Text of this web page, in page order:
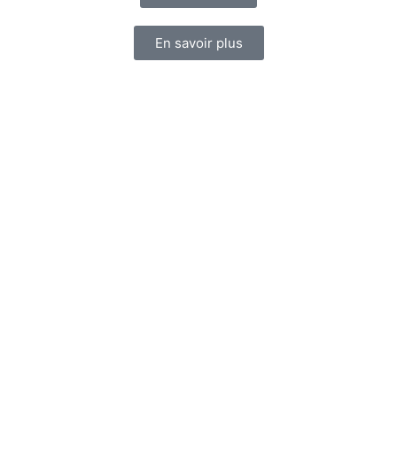
En savoir plus